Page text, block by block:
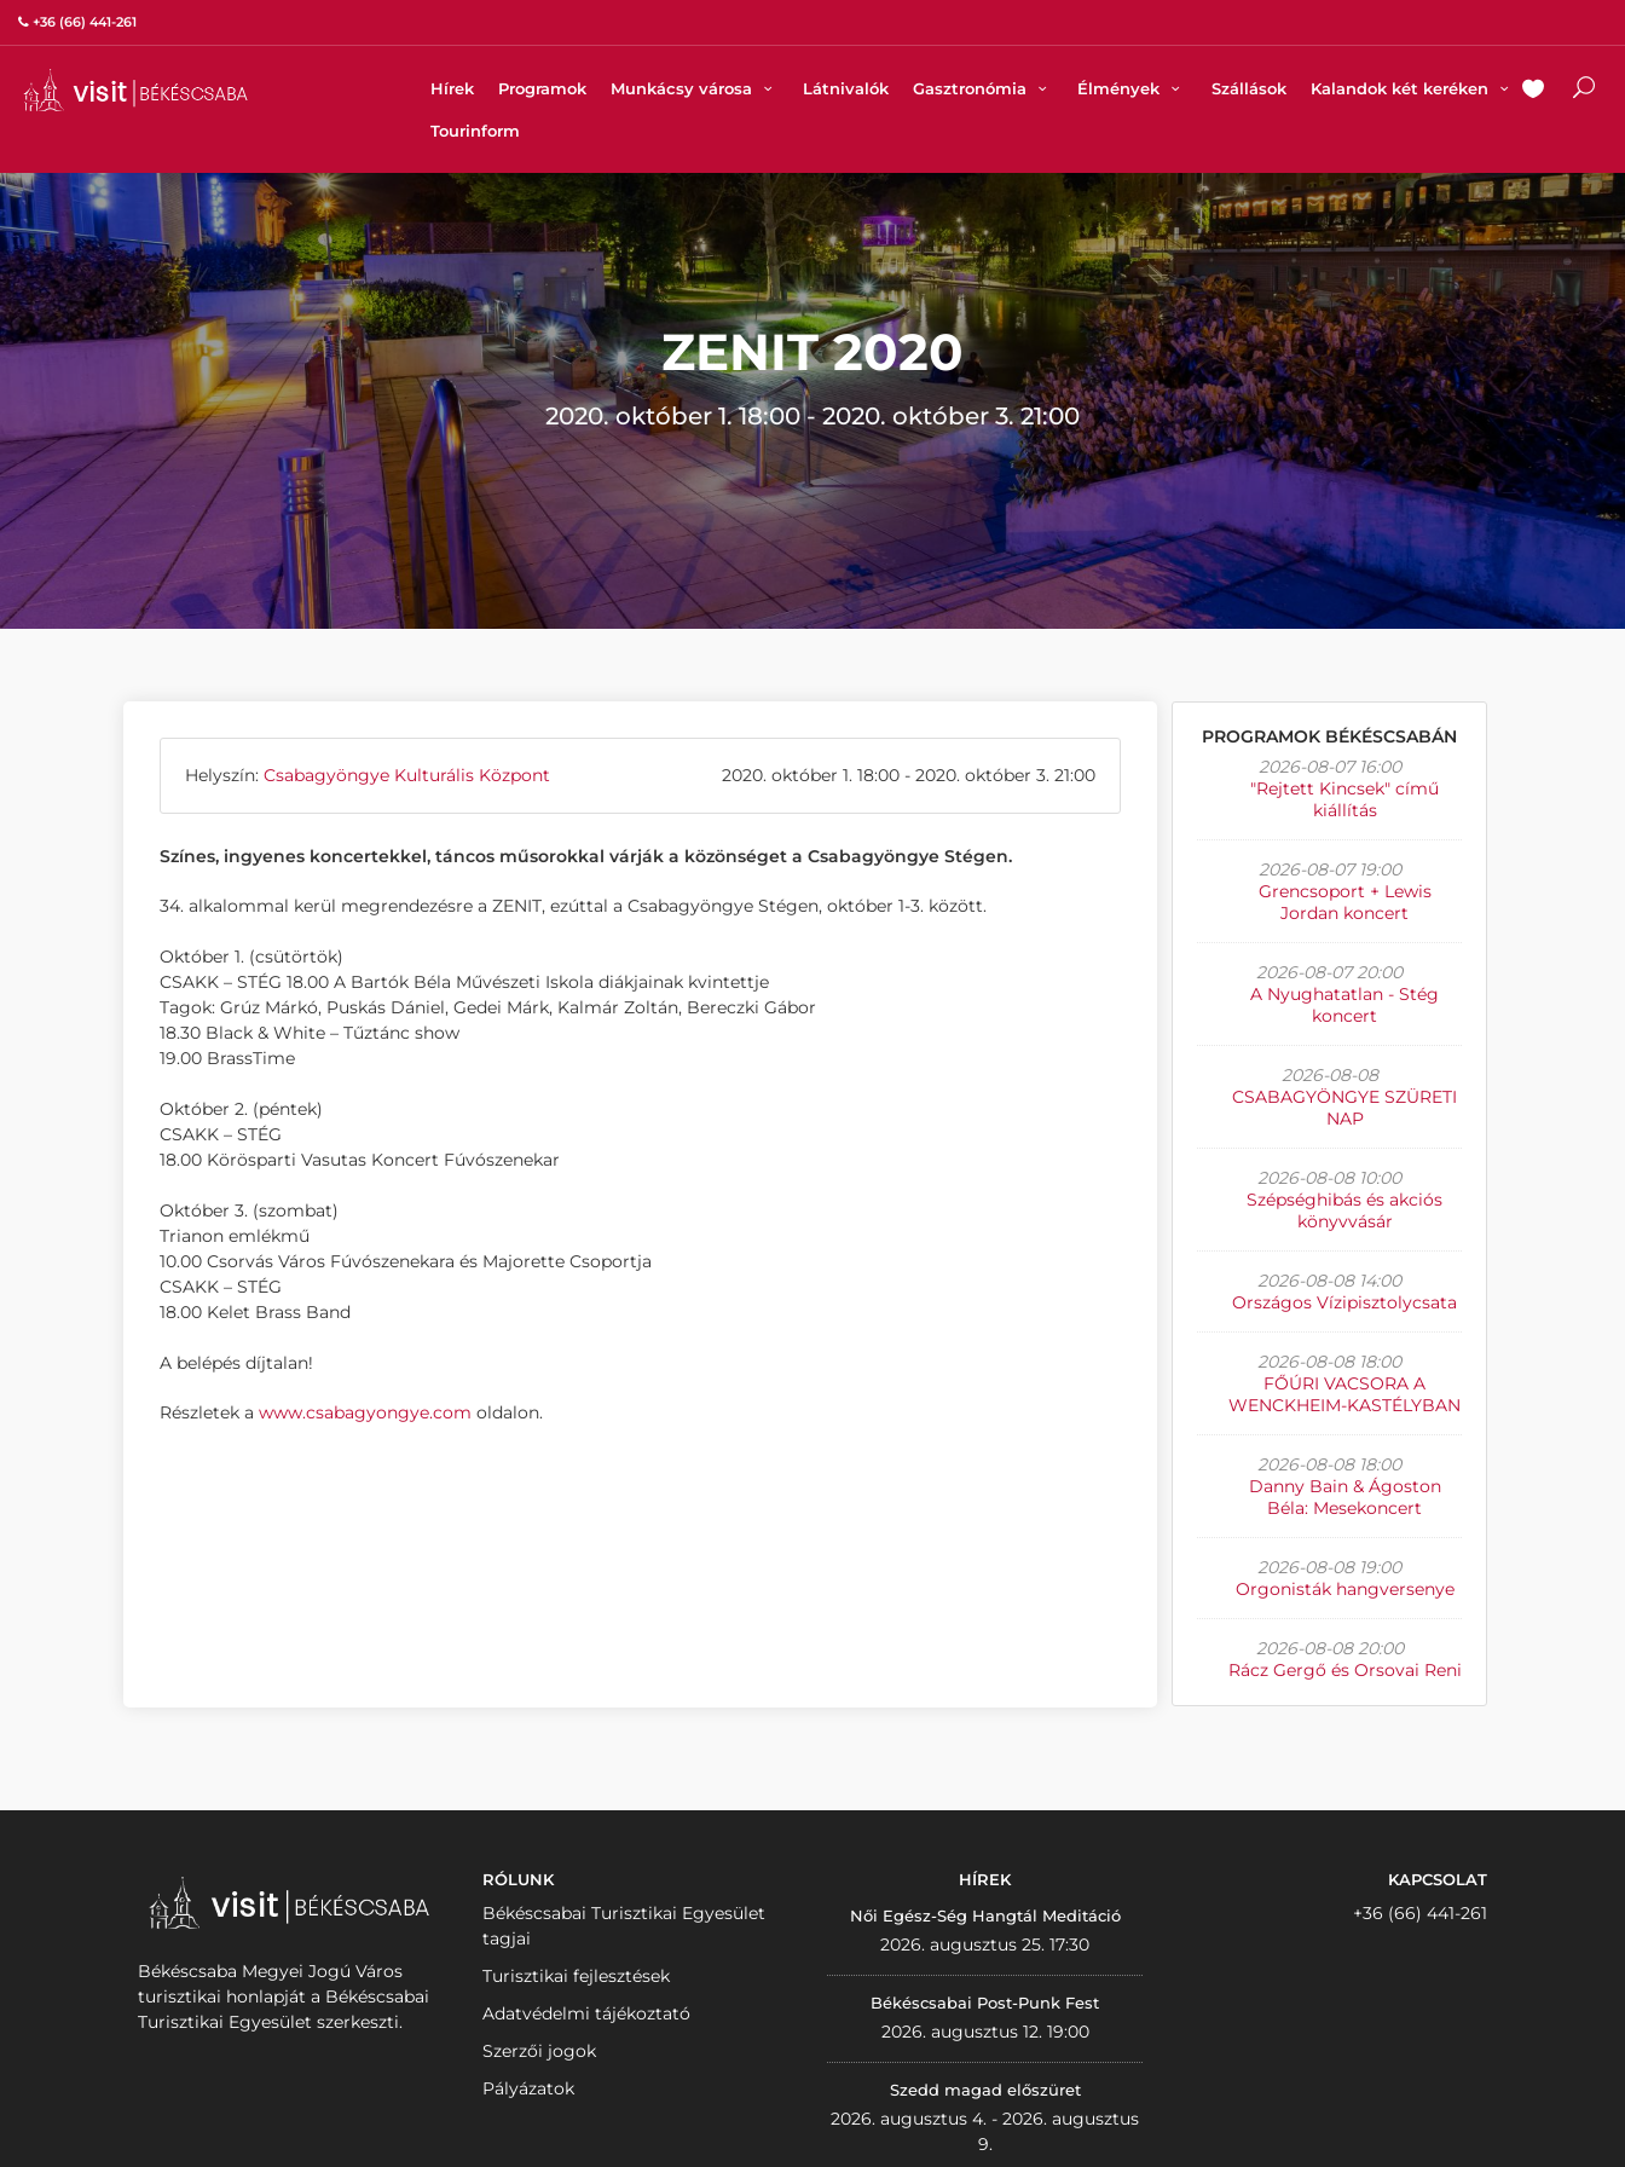
+36 (66) 441-261
Hírek Programok Munkácsy városa Látnivalók Gasztronómia Élmények Szállások Kalandok két keréken
Tourinform
ZENIT 2020
2020. október 1. 18:00 - 2020. október 3. 21:00
Helyszín: Csabagyöngye Kulturális Központ 2020. október 1. 18:00 - 2020. október 3. 21:00
Színes, ingyenes koncertekkel, táncos műsorokkal várják a közönséget a Csabagyöngye Stégen.
34. alkalommal kerül megrendezésre a ZENIT, ezúttal a Csabagyöngye Stégen, október 1-3. között.
Október 1. (csütörtök)
CSAKK – STÉG 18.00 A Bartók Béla Művészeti Iskola diákjainak kvintettje
Tagok: Grúz Márkó, Puskás Dániel, Gedei Márk, Kalmár Zoltán, Bereczki Gábor
18.30 Black & White – Tűztánc show
19.00 BrassTime
Október 2. (péntek)
CSAKK – STÉG
18.00 Körösparti Vasutas Koncert Fúvószenekar
Október 3. (szombat)
Trianon emlékmű
10.00 Csorvás Város Fúvószenekara és Majorette Csoportja
CSAKK – STÉG
18.00 Kelet Brass Band
A belépés díjtalan!
Részletek a www.csabagyongye.com oldalon.
PROGRAMOK BÉKÉSCSABÁN
2026-08-07 16:00
"Rejtett Kincsek" című
kiállítás
2026-08-07 19:00
Grencsoport + Lewis
Jordan koncert
2026-08-07 20:00
A Nyughatatlan - Stég
koncert
2026-08-08
CSABAGYÖNGYE SZÜRETI
NAP
2026-08-08 10:00
Szépséghibás és akciós
könyvvásár
2026-08-08 14:00
Országos Vízipisztolycsata
2026-08-08 18:00
FŐÚRI VACSORA A
WENCKHEIM-KASTÉLYBAN
2026-08-08 18:00
Danny Bain & Ágoston
Béla: Mesekoncert
2026-08-08 19:00
Orgonisták hangversenye
2026-08-08 20:00
Rácz Gergő és Orsovai Reni
Békéscsaba Megyei Jogú Város
turisztikai honlapját a Békéscsabai
Turisztikai Egyesület szerkeszti.
RÓLUNK
Békéscsabai Turisztikai Egyesület
tagjai
Turisztikai fejlesztések
Adatvédelmi tájékoztató
Szerzői jogok
Pályázatok
HÍREK
Női Egész-Ség Hangtál Meditáció
2026. augusztus 25. 17:30
Békéscsabai Post-Punk Fest
2026. augusztus 12. 19:00
Szedd magad előszüret
2026. augusztus 4. - 2026. augusztus
9.
KAPCSOLAT
+36 (66) 441-261